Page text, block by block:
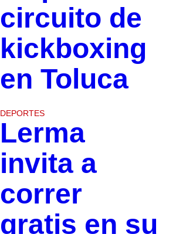
circuito de
kickboxing
en Toluca
DEPORTES
Lerma
invita a
correr
gratis en su